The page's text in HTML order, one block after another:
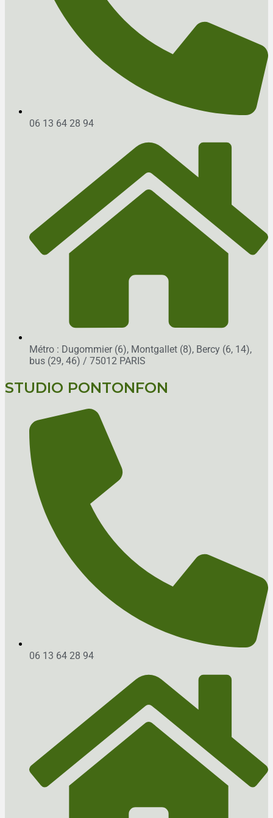
06 13 64 28 94
Métro : Dugommier (6), Montgallet (8), Bercy (6, 14),
bus (29, 46) / 75012 PARIS
STUDIO PONTONFON
06 13 64 28 94